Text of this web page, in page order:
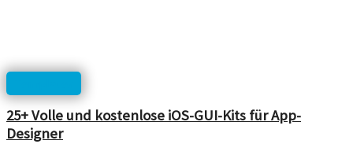
25+ Volle und kostenlose iOS-GUI-Kits für App-
Designer